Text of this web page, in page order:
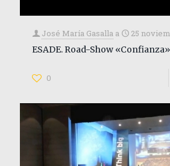
José María Gasalla a
25
ESADE. Road-Show «Confianza»
0